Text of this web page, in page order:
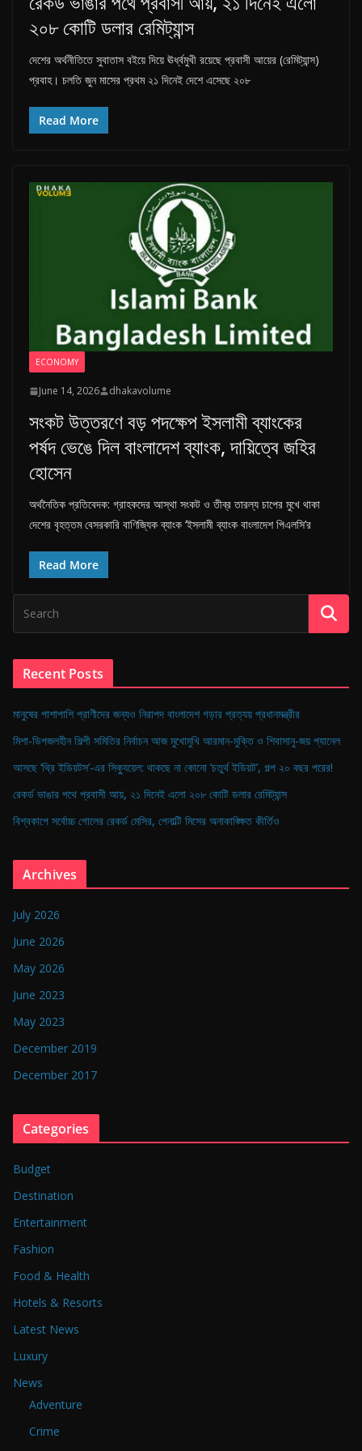
n
g
l
a
e
২০৮ কোটি ডলার রেমিট্যান্স
দেশের অর্থনীতিতে সুবাতাস বইয়ে দিয়ে ঊর্ধ্বমুখী রয়েছে প্রবাসী আয়ের (রেমিট্যান্স)
প্রবাহ। চলতি জুন মাসের প্রথম ২১ দিনেই দেশে এসেছে ২০৮
Read More
ECONOMY
June 14, 2026 dhakavolume
সংকট উত্তরণে বড় পদক্ষেপ ইসলামী ব্যাংকের
পর্ষদ ভেঙে দিল বাংলাদেশ ব্যাংক, দায়িত্বে জহির
হোসেন
অর্থনৈতিক প্রতিবেদক: গ্রাহকদের আস্থা সংকট ও তীব্র তারল্য চাপের মুখে থাকা
দেশের বৃহত্তম বেসরকারি বাণিজ্যিক ব্যাংক ‘ইসলামী ব্যাংক বাংলাদেশ পিএলসি’র
Read More
Recent Posts
মানুষের পাশাপাশি প্রাণীদের জন্যও নিরাপদ বাংলাদেশ গড়ার প্রত্যয় প্রধানমন্ত্রীর
মিশা-ডিপজলহীন শিল্পী সমিতির নির্বাচন আজ মুখোমুখি আরমান-মুক্তি ও শিবাসানু-জয় প্যানেল
আসছে ‘থ্রি ইডিয়টস’-এর সিক্যুয়েল: থাকছে না কোনো ‘চতুর্থ ইডিয়ট’, গল্প ২০ বছর পরের!
রেকর্ড ভাঙার পথে প্রবাসী আয়, ২১ দিনেই এলো ২০৮ কোটি ডলার রেমিট্যান্স
বিশ্বকাপে সর্বোচ্চ গোলের রেকর্ড মেসির, পেনাল্টি মিসের অনাকাঙ্ক্ষিত কীর্তিও
Archives
July 2026
June 2026
May 2026
June 2023
May 2023
December 2019
December 2017
Categories
Budget
Destination
Entertainment
Fashion
Food & Health
Hotels & Resorts
Latest News
Luxury
News
Adventure
Crime